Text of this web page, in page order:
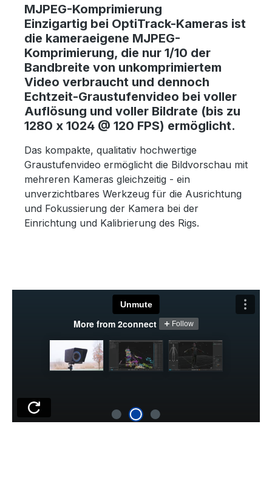
MJPEG-Komprimierung
Einzigartig bei OptiTrack-Kameras ist
die kameraeigene MJPEG-
Komprimierung, die nur 1/10 der
Bandbreite von unkomprimiertem
Video verbraucht und dennoch
Echtzeit-Graustufenvideo bei voller
Auflösung und voller Bildrate (bis zu
1280 x 1024 @ 120 FPS) ermöglicht.
Das kompakte, qualitativ hochwertige
Graustufenvideo ermöglicht die Bildvorschau mit
mehreren Kameras gleichzeitig - ein
unverzichtbares Werkzeug für die Ausrichtung
und Fokussierung der Kamera bei der
Einrichtung und Kalibrierung des Rigs.